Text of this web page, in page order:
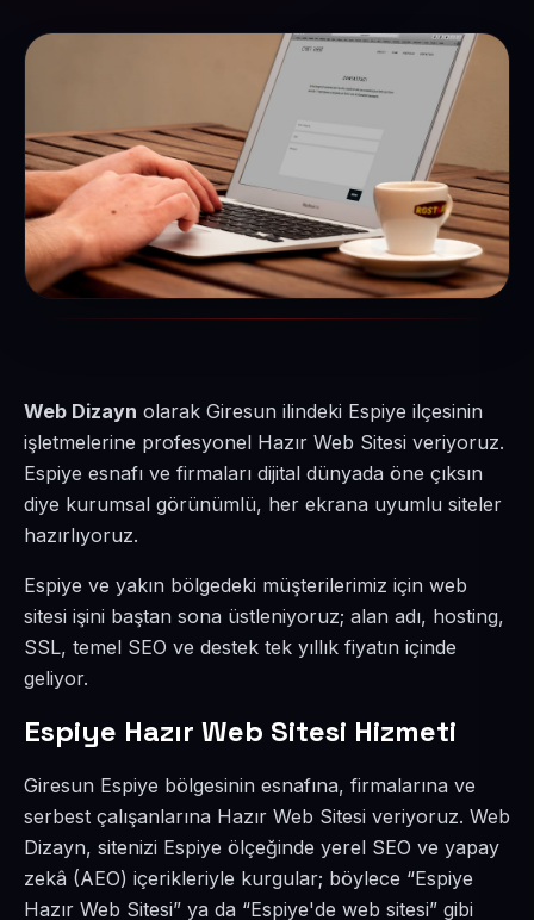
Web Dizayn olarak Giresun ilindeki Espiye ilçesinin
işletmelerine profesyonel Hazır Web Sitesi veriyoruz.
Espiye esnafı ve firmaları dijital dünyada öne çıksın
diye kurumsal görünümlü, her ekrana uyumlu siteler
hazırlıyoruz.
Espiye ve yakın bölgedeki müşterilerimiz için web
sitesi işini baştan sona üstleniyoruz; alan adı, hosting,
SSL, temel SEO ve destek tek yıllık fiyatın içinde
geliyor.
Espiye Hazır Web Sitesi Hizmeti
Giresun Espiye bölgesinin esnafına, firmalarına ve
serbest çalışanlarına Hazır Web Sitesi veriyoruz. Web
Dizayn, sitenizi Espiye ölçeğinde yerel SEO ve yapay
zekâ (AEO) içerikleriyle kurgular; böylece “Espiye
Hazır Web Sitesi” ya da “Espiye'de web sitesi” gibi